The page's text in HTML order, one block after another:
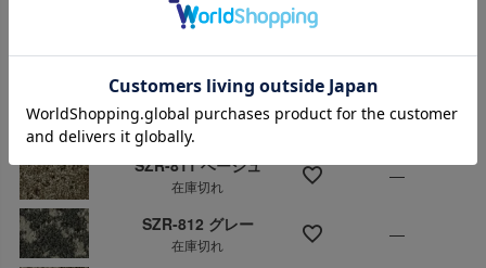
▼
商品を選択してください。
SZR-811 ベージュ
在庫切れ
—
SZR-812 グレー
在庫切れ
—